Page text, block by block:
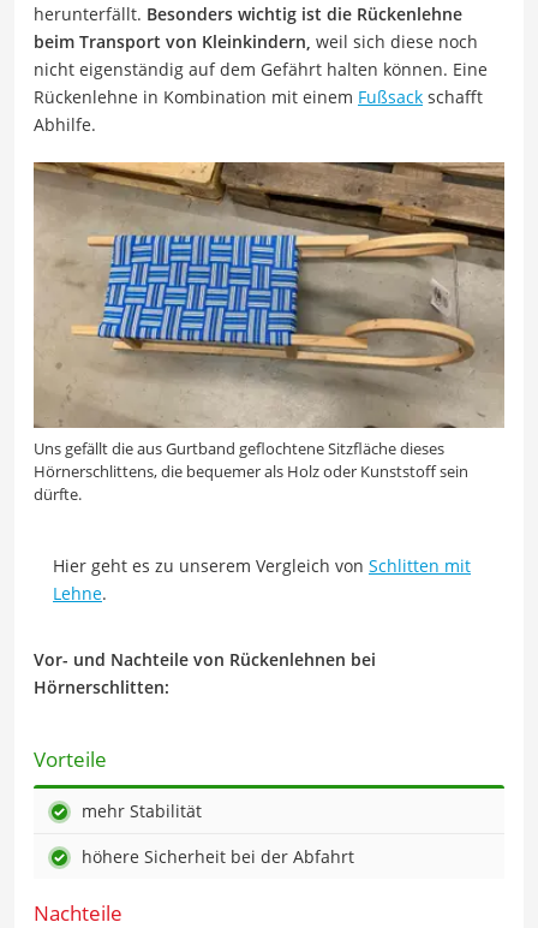
herunterfällt. Besonders wichtig ist die Rückenlehne
beim Transport von Kleinkindern, weil sich diese noch
nicht eigenständig auf dem Gefährt halten können. Eine
Rückenlehne in Kombination mit einem Fußsack schafft
Abhilfe.
Uns gefällt die aus Gurtband geflochtene Sitzfläche dieses
Hörnerschlittens, die bequemer als Holz oder Kunststoff sein
dürfte.
Hier geht es zu unserem Vergleich von Schlitten mit
Lehne.
Vor- und Nachteile von Rückenlehnen bei
Hörnerschlitten:
Vorteile
mehr Stabilität
höhere Sicherheit bei der Abfahrt
Nachteile